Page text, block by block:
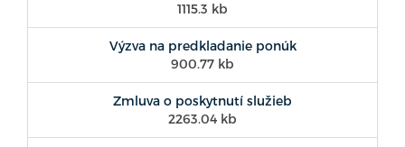
1115.3 kb
Výzva na predkladanie ponúk
900.77 kb
Zmluva o poskytnutí služieb
2263.04 kb